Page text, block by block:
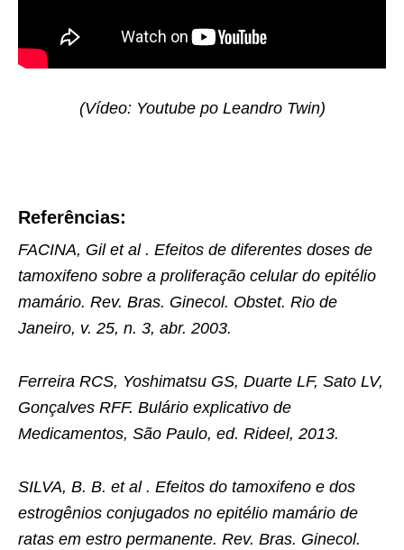
(Vídeo: Youtube po Leandro Twin)
Referências:
FACINA, Gil et al . Efeitos de diferentes doses de
tamoxifeno sobre a proliferação celular do epitélio
mamário. Rev. Bras. Ginecol. Obstet. Rio de
Janeiro, v. 25, n. 3, abr. 2003.
Ferreira RCS, Yoshimatsu GS, Duarte LF, Sato LV,
Gonçalves RFF. Bulário explicativo de
Medicamentos, São Paulo, ed. Rideel, 2013.
SILVA, B. B. et al . Efeitos do tamoxifeno e dos
estrogênios conjugados no epitélio mamário de
ratas em estro permanente. Rev. Bras. Ginecol.